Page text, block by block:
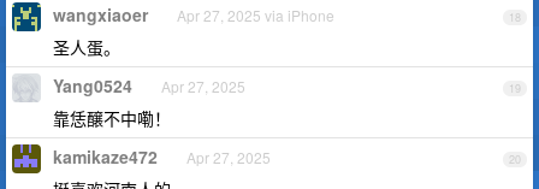
18
wangxiaoer Apr 27, 2025 via iPhone
圣人蛋。
19
Yang0524 Apr 27, 2025
靠恁醸不中嘞！
20
kamikaze472 Apr 27, 2025